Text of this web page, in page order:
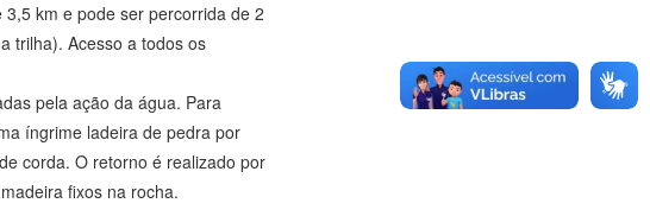
km e pode ser percorrida de 2
trilha). Acesso a todos os
pela ação da água. Para
íngrime ladeira de pedra por
corda. O retorno é realizado por
fixos na rocha.